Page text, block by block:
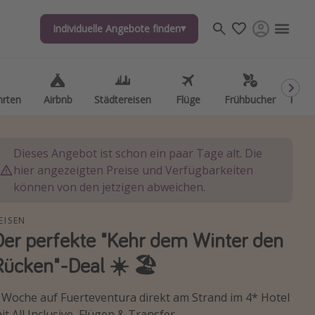
Individuelle Angebote finden
Airbnb Städtereisen Flüge Frühbucher
Individuelle Angebote finden
Airbnb Städtereisen Flüge Frühbucher
Dieses Angebot ist schon ein paar Tage alt. Die
hier angezeigten Preise und Verfügbarkeiten
können von den jetzigen abweichen.
perfekte "Kehr dem Winter den
Deal ☀️ 🏖️
Woche auf Fuerteventura direkt am Strand im 4* Hotel